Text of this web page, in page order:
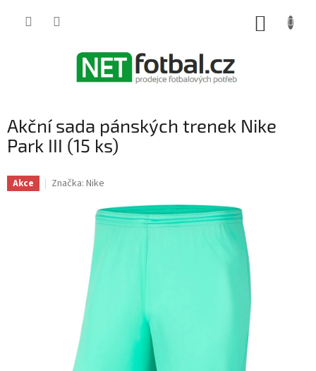
Akční sada pánských trenek Nike
Park III (15 ks)
Akce Značka: Nike